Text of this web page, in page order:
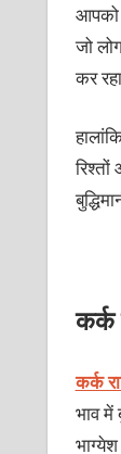
आपको
जो
कर
कर्क
कर्क
भाव में